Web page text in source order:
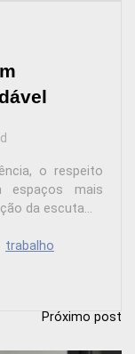
o respeito
espaços mais
da escuta...
trabalho
Próximo post